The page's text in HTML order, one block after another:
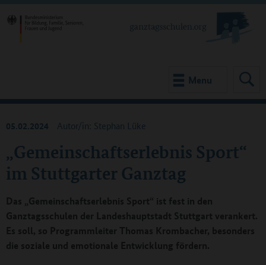
Menu
„Gemeinschaftserlebnis Sport“
im Stuttgarter Ganztag
05.02.2024 Autor/in: Stephan Lüke
Das „Gemeinschaftserlebnis Sport“ ist fest in den
Ganztagsschulen der Landeshauptstadt Stuttgart verankert.
Es soll, so Programmleiter Thomas Krombacher, besonders
die soziale und emotionale Entwicklung fördern.